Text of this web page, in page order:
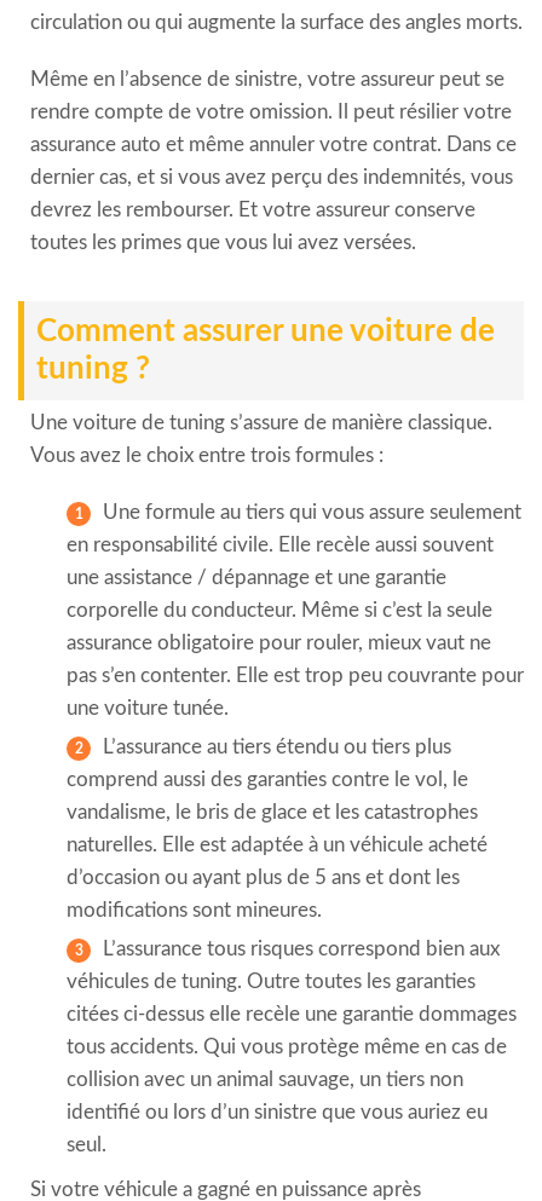
circulation ou qui augmente la surface des angles morts.
Même en l’absence de sinistre, votre assureur peut se
rendre compte de votre omission. Il peut résilier votre
assurance auto et même annuler votre contrat. Dans ce
dernier cas, et si vous avez perçu des indemnités, vous
devrez les rembourser. Et votre assureur conserve
toutes les primes que vous lui avez versées.
Comment assurer une voiture de
tuning ?
Une voiture de tuning s’assure de manière classique.
Vous avez le choix entre trois formules :
Une formule au tiers qui vous assure seulement
en responsabilité civile. Elle recèle aussi souvent
une assistance / dépannage et une garantie
corporelle du conducteur. Même si c’est la seule
assurance obligatoire pour rouler, mieux vaut ne
pas s’en contenter. Elle est trop peu couvrante pour
une voiture tunée.
L’assurance au tiers étendu ou tiers plus
comprend aussi des garanties contre le vol, le
vandalisme, le bris de glace et les catastrophes
naturelles. Elle est adaptée à un véhicule acheté
d’occasion ou ayant plus de 5 ans et dont les
modifications sont mineures.
L’assurance tous risques correspond bien aux
véhicules de tuning. Outre toutes les garanties
citées ci-dessus elle recèle une garantie dommages
tous accidents. Qui vous protège même en cas de
collision avec un animal sauvage, un tiers non
identifié ou lors d’un sinistre que vous auriez eu
seul.
Si votre véhicule a gagné en puissance après